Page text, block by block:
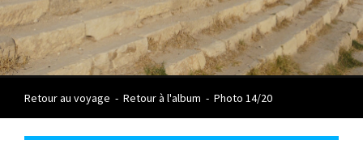
Retour au voyage - Retour à l'album - Photo 14/20